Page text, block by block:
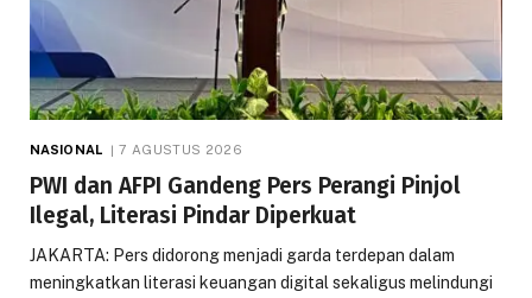
NASIONAL 7 AGUSTUS 2026
PWI dan AFPI Gandeng Pers Perangi Pinjol
Ilegal, Literasi Pindar Diperkuat
JAKARTA: Pers didorong menjadi garda terdepan dalam
meningkatkan literasi keuangan digital sekaligus melindungi